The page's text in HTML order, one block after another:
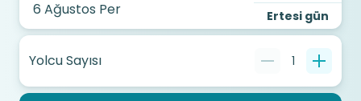
Ertesi gün
Yolcu Sayısı 1